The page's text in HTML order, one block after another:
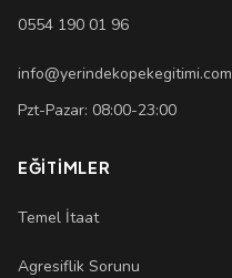
0554 190 01 96
info@yerindekopekegitimi.com
Pzt-Pazar: 08:00-23:00
EĞITIMLER
Temel İtaat
Agresiflik Sorunu